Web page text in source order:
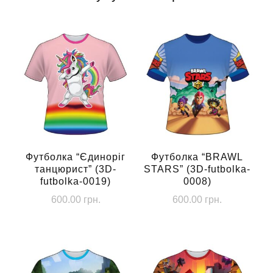
Футболка “Єдиноріг
танцюрист” (3D-
futbolka-0019)
600.00 грн.
має
Футболка “BRAWL
STARS” (3D-futbolka-
0008)
600.00 грн.
має